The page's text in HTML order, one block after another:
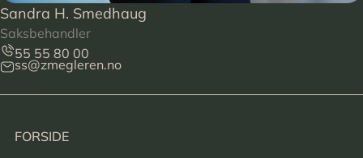
Sandra H. Smedhaug
Saksbehandler
55 55 80 00
ss@zmegleren.no
FORSIDE